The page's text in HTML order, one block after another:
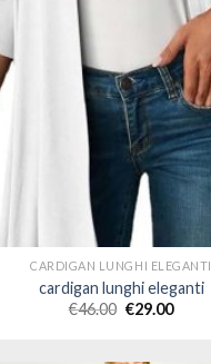
CARDIGAN LUNGHI ELEGANTI
cardigan lunghi eleganti
€46.00 €29.00